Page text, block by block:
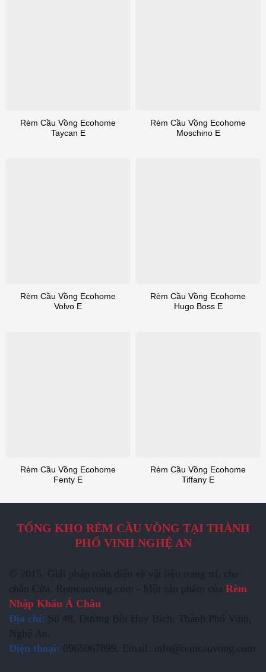
Rèm Cầu Vồng Ecohome
Taycan E
Rèm Cầu Vồng Ecohome
Moschino E
Rèm Cầu Vồng Ecohome
Volvo E
Rèm Cầu Vồng Ecohome
Hugo Boss E
Rèm Cầu Vồng Ecohome
Fenty E
Rèm Cầu Vồng Ecohome
Tiffany E
TỔNG KHO RÈM CẦU VỒNG TẠI THÀNH
PHỐ VINH NGHỆ AN
© 2015. Giải pháp toàn diện về vật liệu trang trí, che
chắn Cửa. Remcauvong.com - Một sản phẩm của Rèm
Nhập Khẩu Á Châu
Địa chỉ: Số 48, Đường Bùi Huy Bích, Thành Phố Vinh,
Nghệ An.
Điện thoại: 0965067899. Email: info@remcauvong.com